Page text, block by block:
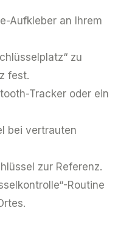
Aufkleber an Ihrem
zu
fest.
Tracker oder ein
bei vertrauten
zur Referenz.
Routine